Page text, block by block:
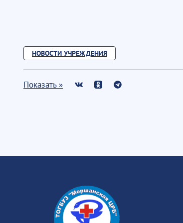
НОВОСТИ УЧРЕЖДЕНИЯ
Показать »